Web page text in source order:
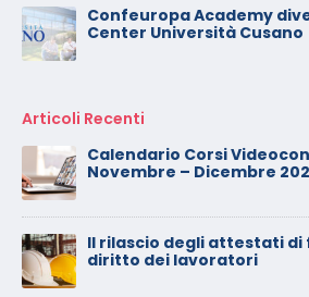
Confeuropa Academy
Center Università Cusano
Articoli Recenti
Calendario Corsi
Novembre – Dicembre
Il rilascio degli attestati di
diritto dei lavoratori